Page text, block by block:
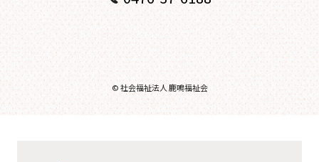
© 社会福祉法人 鹿鳴福祉会